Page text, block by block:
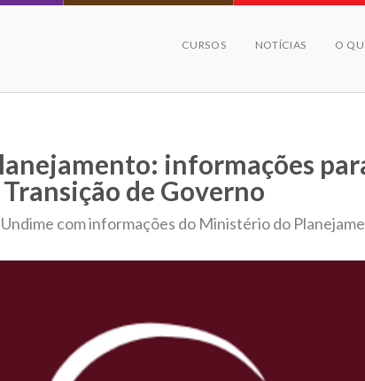
CURSOS NOTÍCIAS O
informações
Transição de Governo
com informações do Ministério do